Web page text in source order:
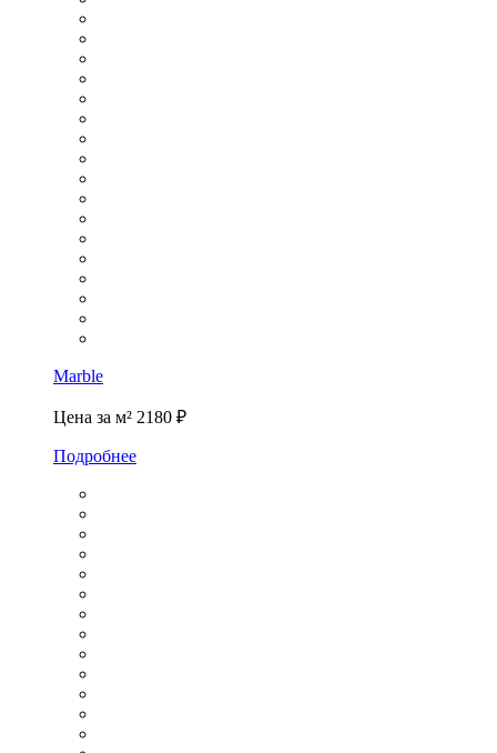
Marble
Цена за м² 2180 ₽
Подробнее